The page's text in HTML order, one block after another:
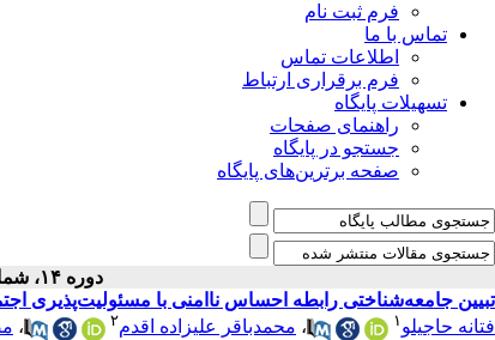
فرم ثبت نام
تماس با ما
اطلاعات تماس
فرم برقراری ارتباط
تسهیلات پایگاه
راهنمای صفحات
جستجو در پایگاه
صفحه برترین‌های پایگاه
دوره ۱۴، شماره ۱ - ( بهار ۱۴۰۳ )
تبیین جامعه‌شناختی رابطه احساس ناامنی با مسئولیت‌پذیری
فتانه حاجیلو ۱ ، محمدباقر علیزاده اقدم۲ ،